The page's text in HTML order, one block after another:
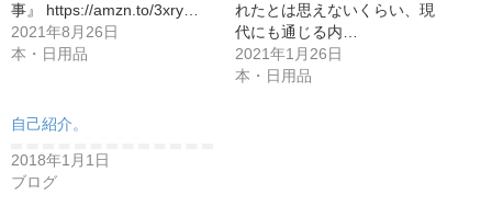
事』 https://amzn.to/3xry…
2021年8月26日
本・日用品
れたとは思えないくらい、現
代にも通じる内…
2021年1月26日
本・日用品
自己紹介。
2018年1月1日
ブログ